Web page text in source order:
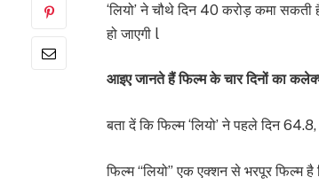
‘लियो’ ने चौथे दिन 40 करोड़ कमा
हो जाएगी l
आइए जानते हैं फिल्म के चार दिनों का
बता दें कि फिल्म ‘लियो’ ने पहले दिन
फिल्म “लियो” एक एक्शन से भरपूर फिल्म